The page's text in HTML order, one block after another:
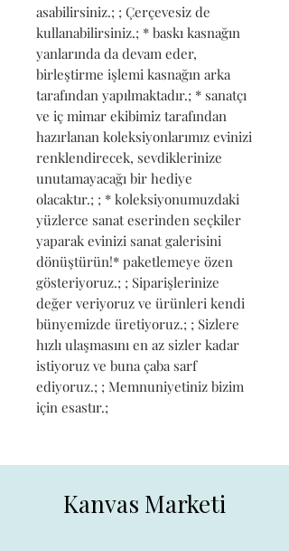
asabilirsiniz.; ; Çerçevesiz de
kullanabilirsiniz.; * baskı kasnağın
yanlarında da devam eder,
birleştirme işlemi kasnağın arka
tarafından yapılmaktadır.; * sanatçı
ve iç mimar ekibimiz tarafından
hazırlanan koleksiyonlarımız evinizi
renklendirecek, sevdiklerinize
unutamayacağı bir hediye
olacaktır.; ; * koleksiyonumuzdaki
yüzlerce sanat eserinden seçkiler
yaparak evinizi sanat galerisini
dönüştürün!* paketlemeye özen
gösteriyoruz.; ; Siparişlerinize
değer veriyoruz ve ürünleri kendi
bünyemizde üretiyoruz.; ; Sizlere
hızlı ulaşmasını en az sizler kadar
istiyoruz ve buna çaba sarf
ediyoruz.; ; Memnuniyetiniz bizim
için esastır.;
Kanvas Marketi